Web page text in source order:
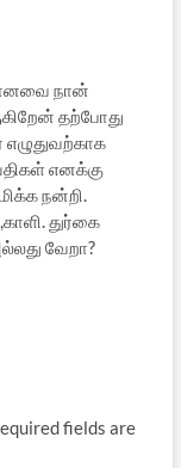
நான்
தற்போது
எழுதுவற்காக
எனக்கு
நன்றி.
துர்கை
வேறா?
fields are